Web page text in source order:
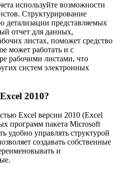
используйте возможности
Структурирование
детализации представляемых
отчет для данных,
листах, поможет средство
может работать и с
рабочими листами, что
систем электронных
2010?
Excel версии 2010 (Excel
программ пакета Microsoft
удобно управлять структурой
создавать собственные
и